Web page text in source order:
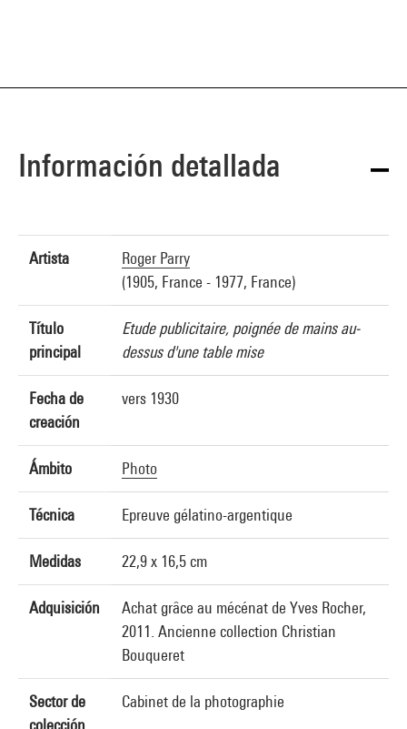
Información detallada
Artista
Roger Parry
(1905, France - 1977, France)
Título
principal
Etude publicitaire, poignée de mains au-
dessus d'une table mise
Fecha de
creación
vers 1930
Ámbito Photo
Técnica Epreuve gélatino-argentique
Medidas 22,9 x 16,5 cm
Adquisición
Achat grâce au mécénat de Yves Rocher,
2011. Ancienne collection Christian
Bouqueret
Sector de
colección
Cabinet de la photographie